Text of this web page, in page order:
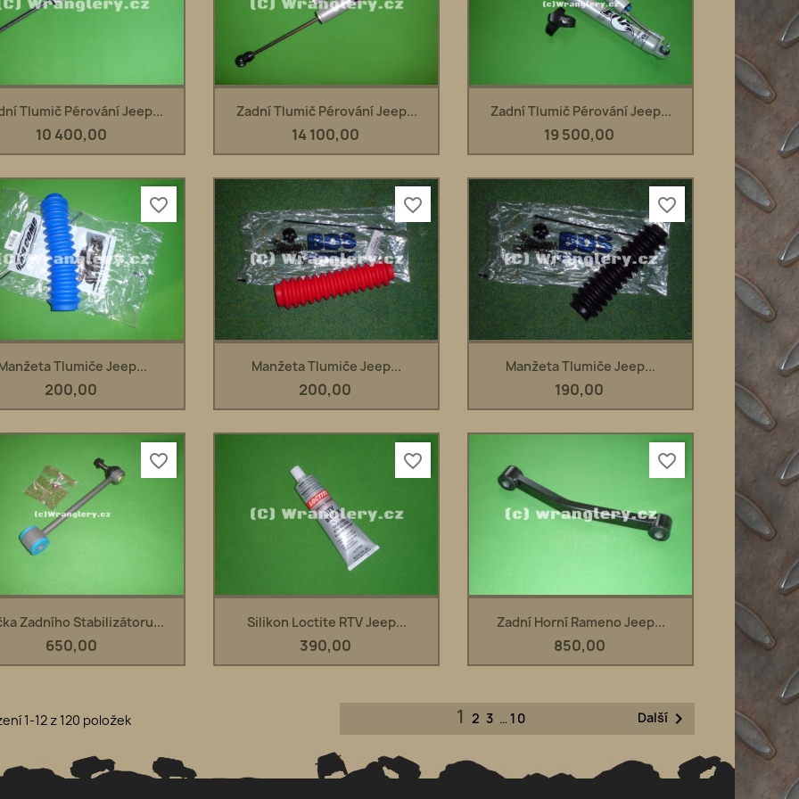
 Rychlý náhled
Tlumič Pérování Jeep...
10 400,00
 Rychlý náhled
Zadní Tlumič Pérování Jeep...
14 100,00
 Rychlý náhled
Zadní Tlumič Pérování Jeep...
19 500,00
 Rychlý náhled
Tlumiče Jeep...
200,00
favorite_border
 Rychlý náhled
Manžeta Tlumiče Jeep...
200,00
favorite_border
 Rychlý náhled
Manžeta Tlumiče Jeep...
190,00
favorite_border
 Rychlý náhled
Zadního Stabilizátoru...
650,00
favorite_border
 Rychlý náhled
Silikon Loctite RTV Jeep...
390,00
favorite_border
Rychlý náhled
Zadní Horní Rameno Jeep...
850,00
favorite_border
1-12 z 120 položek 1 2 3 … 10 Další